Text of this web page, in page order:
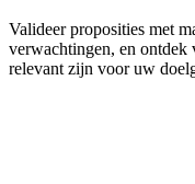
Valideer proposities met
verwachtingen, en ontdek
relevant zijn voor uw